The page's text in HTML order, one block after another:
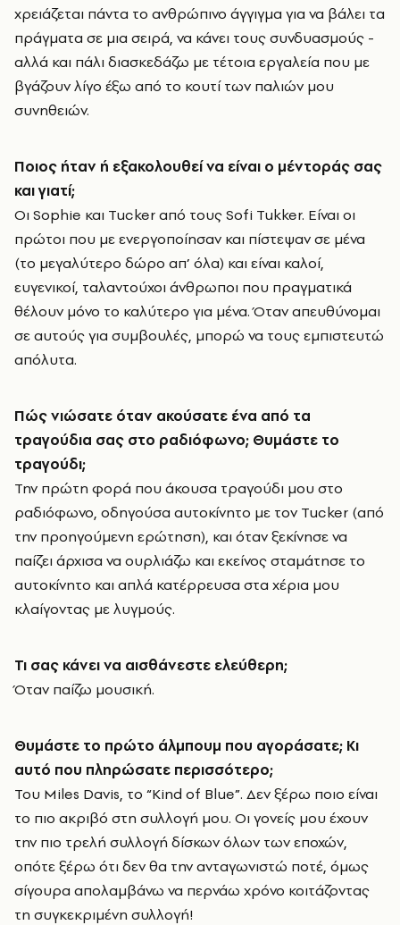
χρειάζεται πάντα το ανθρώπινο άγγιγμα για να βάλει τα
πράγματα σε μια σειρά, να κάνει τους συνδυασμούς -
αλλά και πάλι διασκεδάζω με τέτοια εργαλεία που με
βγάζουν λίγο έξω από το κουτί των παλιών μου
συνηθειών.
Ποιος ήταν ή εξακολουθεί να είναι ο μέντοράς σας
και γιατί;
Οι Sophie και Tucker από τους Sofi Tukker. Είναι οι
πρώτοι που με ενεργοποίησαν και πίστεψαν σε μένα
(το μεγαλύτερο δώρο απ’ όλα) και είναι καλοί,
ευγενικοί, ταλαντούχοι άνθρωποι που πραγματικά
θέλουν μόνο το καλύτερο για μένα. Όταν απευθύνομαι
σε αυτούς για συμβουλές, μπορώ να τους εμπιστευτώ
απόλυτα.
Πώς νιώσατε όταν ακούσατε ένα από τα
τραγούδια σας στο ραδιόφωνο; Θυμάστε το
τραγούδι;
Την πρώτη φορά που άκουσα τραγούδι μου στο
ραδιόφωνο, οδηγούσα αυτοκίνητο με τον Tucker (από
την προηγούμενη ερώτηση), και όταν ξεκίνησε να
παίζει άρχισα να ουρλιάζω και εκείνος σταμάτησε το
αυτοκίνητο και απλά κατέρρευσα στα χέρια μου
κλαίγοντας με λυγμούς.
Τι σας κάνει να αισθάνεστε ελεύθερη;
Όταν παίζω μουσική.
Θυμάστε το πρώτο άλμπουμ που αγοράσατε; Κι
αυτό που πληρώσατε περισσότερο;
Του Miles Davis, το “Kind of Blue”. Δεν ξέρω ποιο είναι
το πιο ακριβό στη συλλογή μου. Οι γονείς μου έχουν
την πιο τρελή συλλογή δίσκων όλων των εποχών,
οπότε ξέρω ότι δεν θα την ανταγωνιστώ ποτέ, όμως
σίγουρα απολαμβάνω να περνάω χρόνο κοιτάζοντας
τη συγκεκριμένη συλλογή!